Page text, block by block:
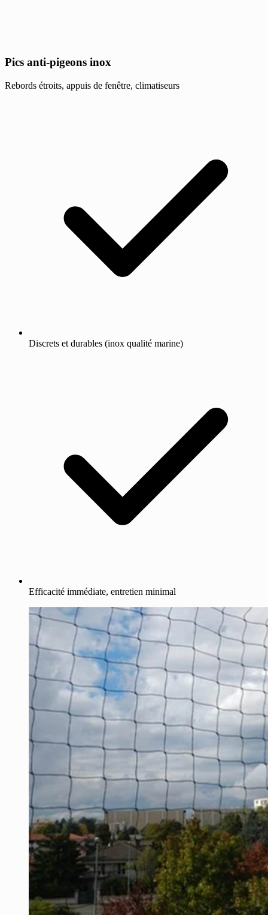
Pics anti-pigeons inox
Rebords étroits, appuis de fenêtre, climatiseurs
Discrets et durables (inox qualité marine)
Efficacité immédiate, entretien minimal